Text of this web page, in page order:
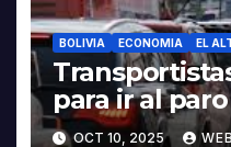
BOLIVIA ECONOMIA EL
para ir al
combustible
OCT 10, 2025